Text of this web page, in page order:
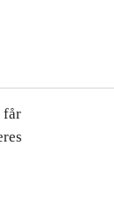
får